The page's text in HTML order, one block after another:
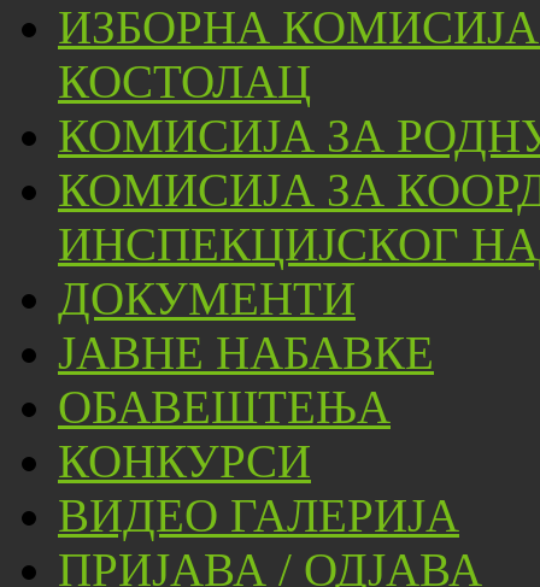
ИЗБОРНА
КОСТОЛАЦ
КОМИСИЈА ЗА
КОМИСИЈА ЗА
ИНСПЕКЦИЈСКОГ
ДОКУМЕНТИ
ЈАВНЕ НАБАВКЕ
ОБАВЕШТЕЊА
КОНКУРСИ
ВИДЕО ГАЛЕРИЈА
ПРИЈАВА / ОДЈАВА